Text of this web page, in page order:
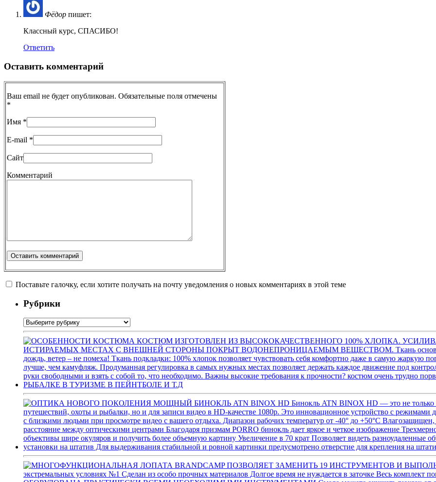
Фёдор пишет:
Классный курс, СПАСИБО!
Ответить
Оставить комментарий
Ваш email не будет опубликован. Обязательные поля отмечены
*
Имя *
E-mail *
Сайт
Комментарий
Поставьте галочку, если хотите получать на почту уведомления о новых комментариях в этой теме
Рубрики